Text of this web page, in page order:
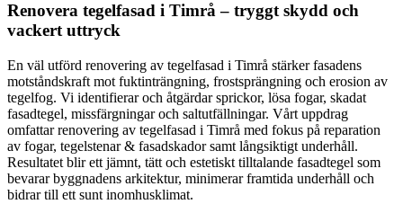
Renovera tegelfasad i Timrå – tryggt skydd och
vackert uttryck
En väl utförd renovering av tegelfasad i Timrå stärker fasadens
motståndskraft mot fuktinträngning, frostsprängning och erosion av
tegelfog. Vi identifierar och åtgärdar sprickor, lösa fogar, skadat
fasadtegel, missfärgningar och saltutfällningar. Vårt uppdrag
omfattar renovering av tegelfasad i Timrå med fokus på reparation
av fogar, tegelstenar & fasadskador samt långsiktigt underhåll.
Resultatet blir ett jämnt, tätt och estetiskt tilltalande fasadtegel som
bevarar byggnadens arkitektur, minimerar framtida underhåll och
bidrar till ett sunt inomhusklimat.